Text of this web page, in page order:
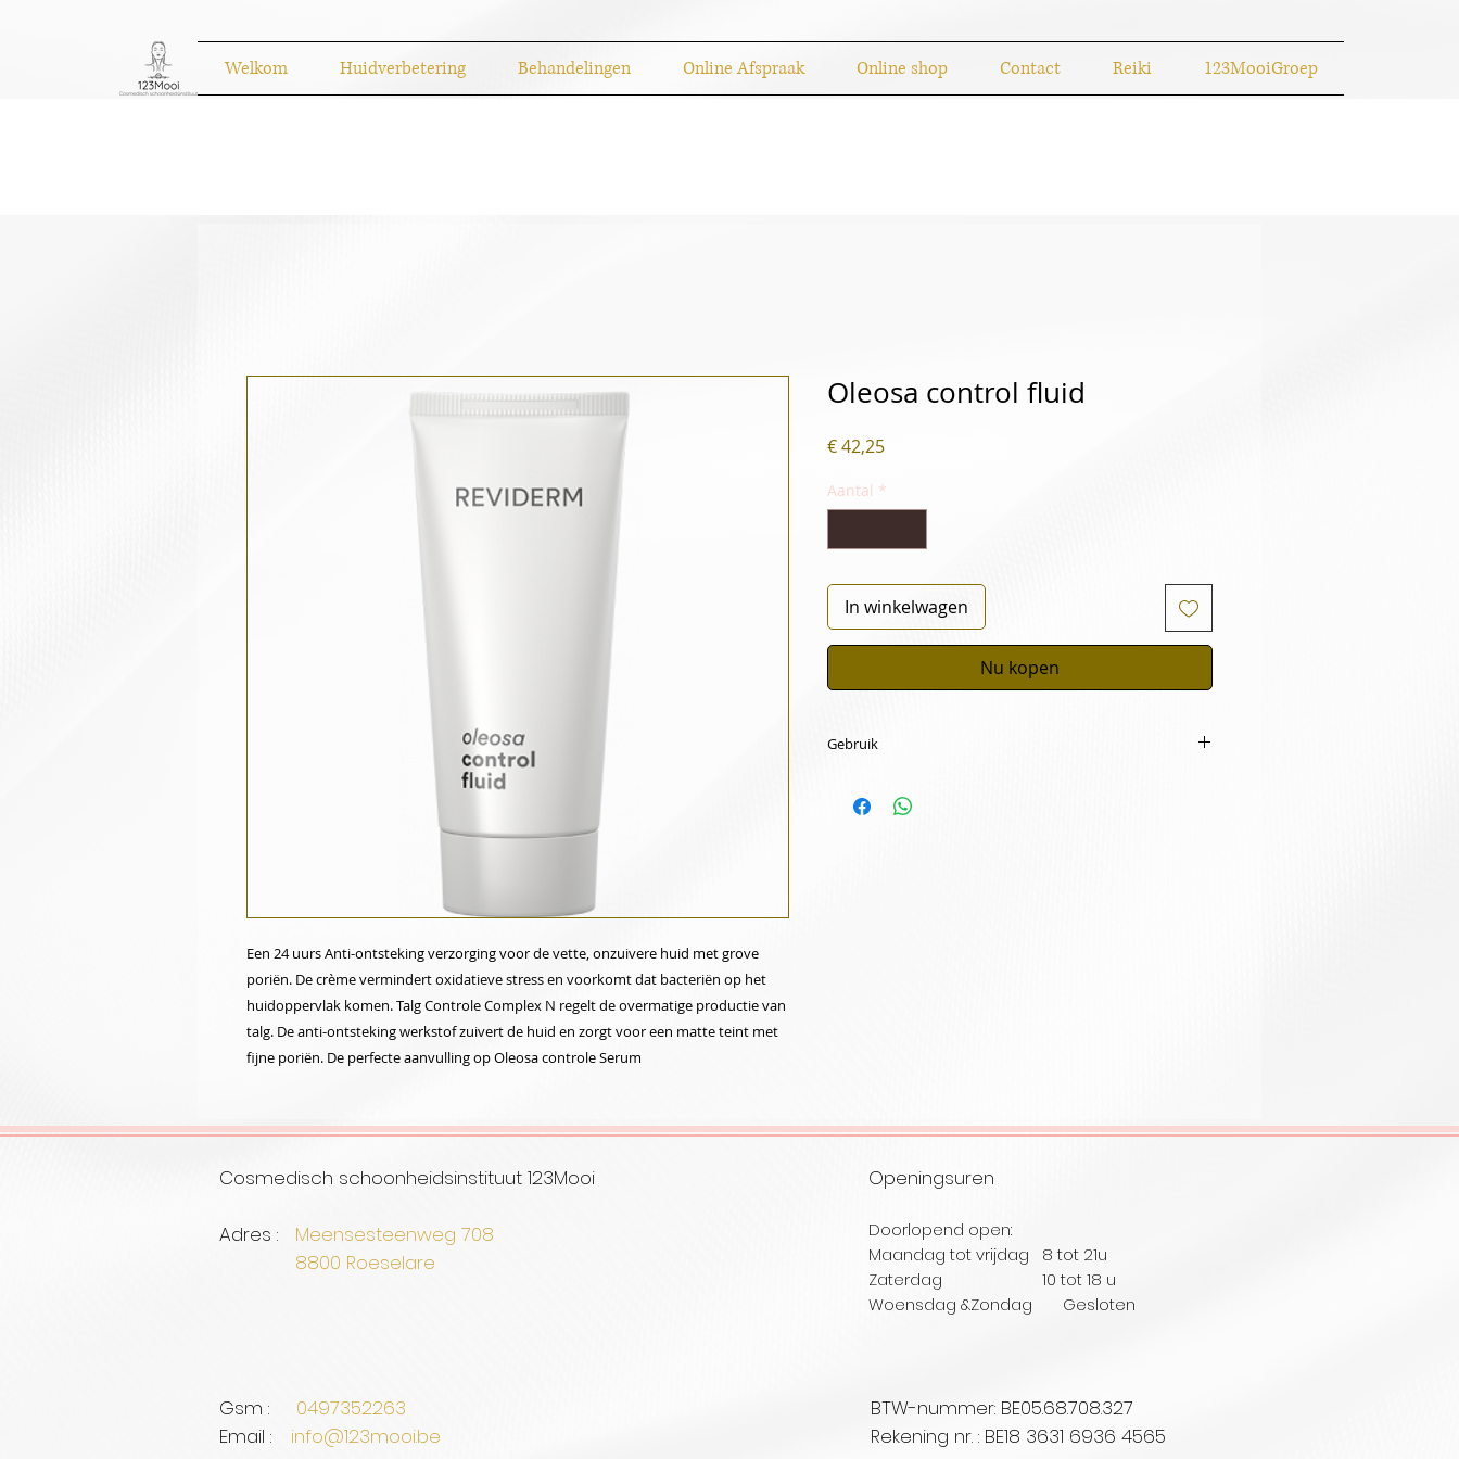
Welkom Huidverbetering Behandelingen Online Afspraak Online shop Contact Reiki 123MooiGroep
Een 24 uurs Anti-ontsteking verzorging voor de vette, onzuivere huid met grove
poriën. De crème vermindert oxidatieve stress en voorkomt dat bacteriën op het
huidoppervlak komen. Talg Controle Complex N regelt de overmatige productie van
talg. De anti-ontsteking werkstof zuivert de huid en zorgt voor een matte teint met
fijne poriën. De perfecte aanvulling op Oleosa controle Serum
Oleosa control fluid
€ 42,25Prijs
Aantal *
In winkelwagen
Nu kopen
Gebruik
s’avonds als dag- en/of nachtverzorging.
Cosmedisch schoonheidsinstituut 123Mooi
Adres :
Meensesteenweg 708
8800 Roeselare
Gsm :
Email :
0497352263
info@123mooi.be
Openingsuren
Doorlopend open:
Maandag tot vrijdag 8 tot 21u
Zaterdag 10tot 18 u
Woensdag &Zondag Gesloten
BTW-nummer: BE05.68.708.327
Rekening nr. : BE18 3631 6936 4565